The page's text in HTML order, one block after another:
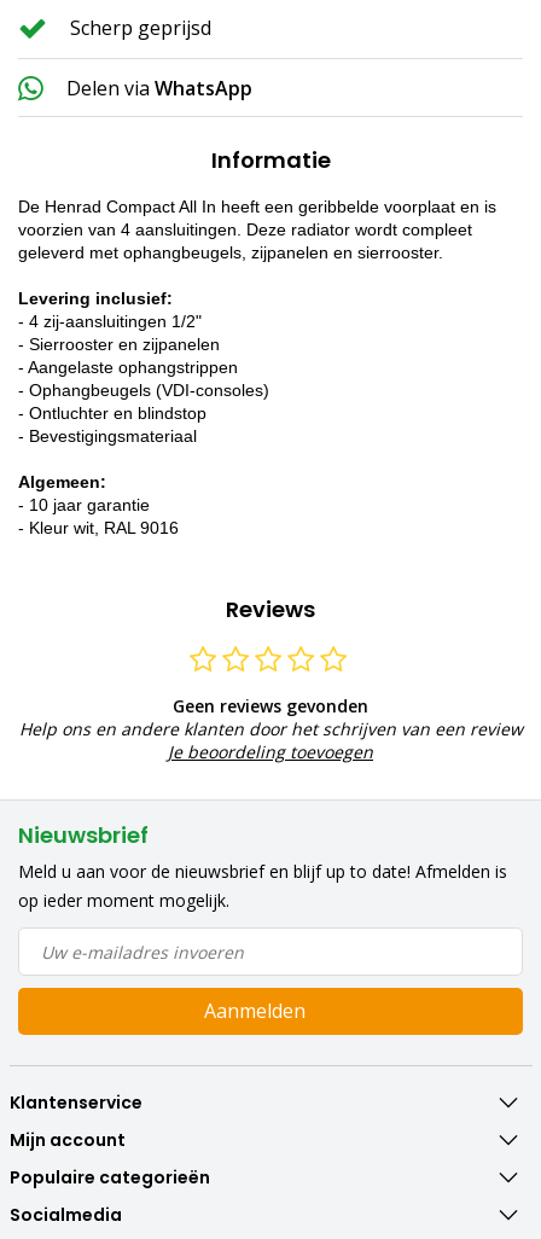
Scherp geprijsd
Delen via WhatsApp
Informatie
De Henrad Compact All In heeft een geribbelde voorplaat en is
voorzien van 4 aansluitingen. Deze radiator wordt compleet
geleverd met ophangbeugels, zijpanelen en sierrooster.
Levering inclusief:
- 4 zij-aansluitingen 1/2"
- Sierrooster en zijpanelen
- Aangelaste ophangstrippen
- Ophangbeugels (VDI-consoles)
- Ontluchter en blindstop
- Bevestigingsmateriaal
Algemeen:
- 10 jaar garantie
- Kleur wit, RAL 9016
Reviews
Geen reviews gevonden
Help ons en andere klanten door het schrijven van een review
Je beoordeling toevoegen
Nieuwsbrief
Meld u aan voor de nieuwsbrief en blijf up to date! Afmelden is
op ieder moment mogelijk.
Aanmelden
Klantenservice
Mijn account
Populaire categorieën
Socialmedia